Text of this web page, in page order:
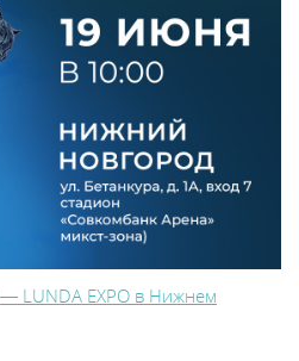
LUNDA EXPO в Нижнем